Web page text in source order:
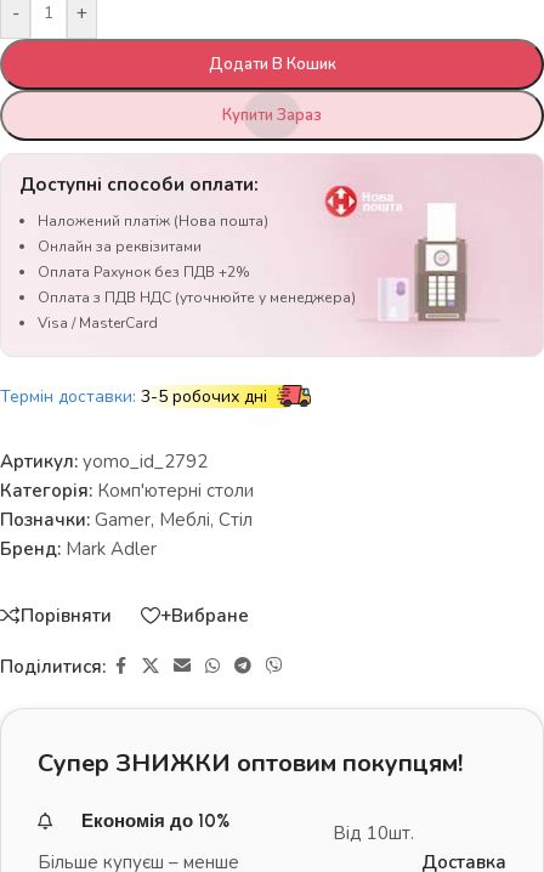
- +
Додати В Кошик
Купити Зараз
Доступні способи оплати:
Наложений платіж (Нова пошта)
Онлайн за реквізитами
Оплата Рахунок без ПДВ +2%
Оплата з ПДВ НДС (уточнюйте у менеджера)
Visa / MasterCard
Термін доставки: 3-5 робочих дні
Артикул: yomo_id_2792
Категорія: Комп'ютерні столи
Позначки: Gamer, Меблі, Стіл
Бренд: Mark Adler
Порівняти +Вибране
Поділитися:
Супер ЗНИЖКИ оптовим покупцям!
Економія до 10%
Більше купуєш – менше
Від 10шт.
Доставка